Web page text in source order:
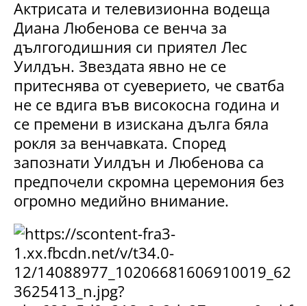
Актрисата и телевизионна водеща
Диана Любенова се венча за
дългогодишния си приятел Лес
Уилдън. Звездата явно не се
притеснява от суеверието, че сватба
не се вдига във високосна година и
се премени в изискана дълга бяла
рокля за венчавката. Според
запознати Уилдън и Любенова са
предпочели скромна церемония без
огромно медийно внимание.